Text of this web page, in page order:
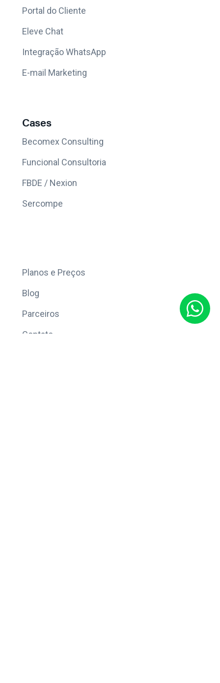
Portal do Cliente
Eleve Chat
Integração WhatsApp
E-mail Marketing
Cases
Becomex Consulting
Funcional Consultoria
FBDE / Nexion
Sercompe
Planos e Preços
Blog
Parceiros
Contato